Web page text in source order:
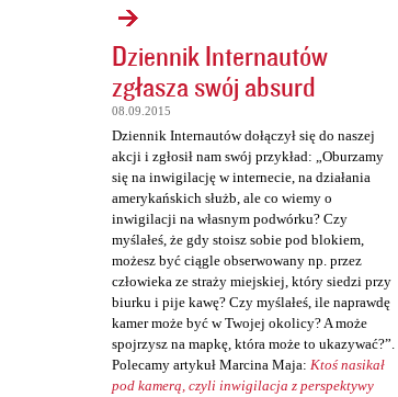
Dziennik Internautów
zgłasza swój absurd
08.09.2015
Dziennik Internautów dołączył się do naszej
akcji i zgłosił nam swój przykład: „Oburzamy
się na inwigilację w internecie, na działania
amerykańskich służb, ale co wiemy o
inwigilacji na własnym podwórku? Czy
myślałeś, że gdy stoisz sobie pod blokiem,
możesz być ciągle obserwowany np. przez
człowieka ze straży miejskiej, który siedzi przy
biurku i pije kawę? Czy myślałeś, ile naprawdę
kamer może być w Twojej okolicy? A może
spojrzysz na mapkę, która może to ukazywać?”.
Polecamy artykuł Marcina Maja: Ktoś nasikał
pod kamerą, czyli inwigilacja z perspektywy